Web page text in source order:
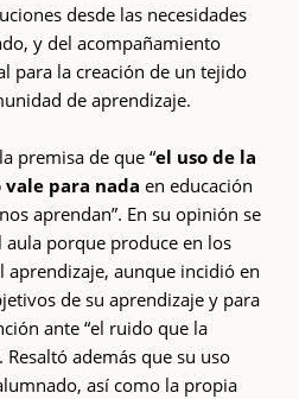
desde las necesidades
y del acompañamiento
para la creación de un tejido
de aprendizaje.
premisa de que “el uso de la
para nada en educación
aprendan”. En su opinión se
porque produce en los
aunque incidió en
de su aprendizaje y para
ante “el ruido que la
además que su uso
así como la propia